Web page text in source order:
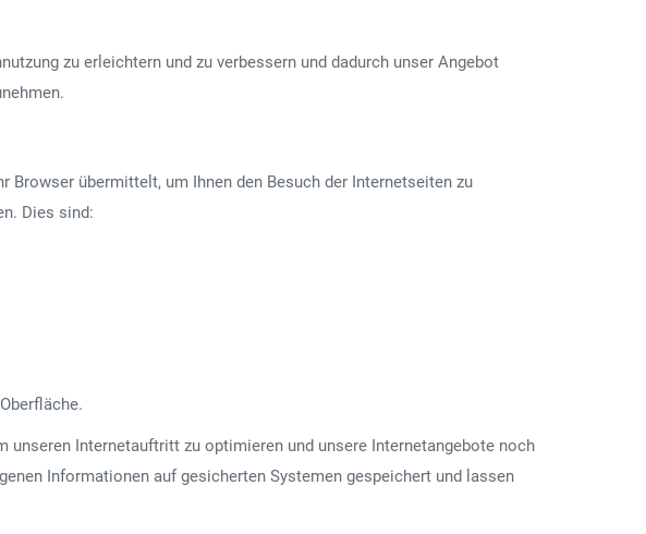
zu erleichtern und zu verbessern und dadurch unser Angebot
Browser übermittelt, um Ihnen den Besuch der Internetseiten zu
Dies sind:
Internetauftritt zu optimieren und unsere Internetangebote noch
Informationen auf gesicherten Systemen gespeichert und lassen